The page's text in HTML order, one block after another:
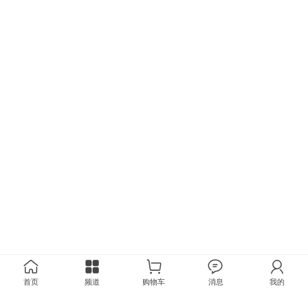
首页 频道 购物车 消息 我的